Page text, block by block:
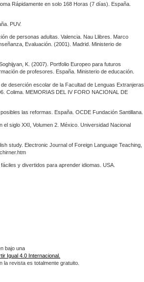
Rápidamente en solo 168 Horas (7 días). España.
PUV.
de personas adultas. Valencia. Nau Llibres. Marco
Evaluación. (2001). Madrid. Ministerio de
K. (2007). Portfolio Europeo para futuros
de profesores. España. Ministerio de educación.
deserción escolar de la Facultad de Lenguas Extranjeras
Colima. MEMORIAS DEL IV FORO NACIONAL DE
las reformas. España. OCDE Fundación Santillana.
siglo XXI, Volumen 2. México. Universidad Nacional
study. Electronic Journal of Foreign Language Teaching,
y divertidos para aprender idiomas. USA.
bajo una
Igual 4.0 Internacional.
la revista es totalmente gratuito.